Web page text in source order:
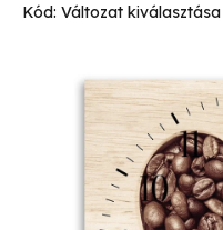
Kód: Változat kiválasztása